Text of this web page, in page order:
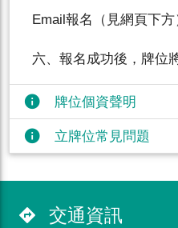
Email報名（見網頁下方
六、報名成功後，牌位
info 牌位個資聲明
info 立牌位常見問題
directions 交通資訊